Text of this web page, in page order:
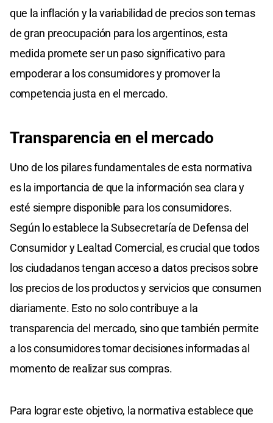
que la inflación y la variabilidad de precios son temas
de gran preocupación para los argentinos, esta
medida promete ser un paso significativo para
empoderar a los consumidores y promover la
competencia justa en el mercado.
Transparencia en el mercado
Uno de los pilares fundamentales de esta normativa
es la importancia de que la información sea clara y
esté siempre disponible para los consumidores.
Según lo establece la Subsecretaría de Defensa del
Consumidor y Lealtad Comercial, es crucial que todos
los ciudadanos tengan acceso a datos precisos sobre
los precios de los productos y servicios que consumen
diariamente. Esto no solo contribuye a la
transparencia del mercado, sino que también permite
a los consumidores tomar decisiones informadas al
momento de realizar sus compras.
Para lograr este objetivo, la normativa establece que